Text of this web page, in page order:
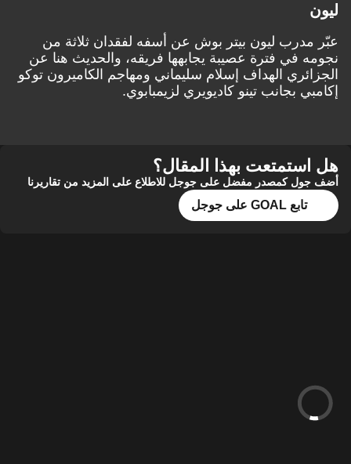
ليون
عبّر مدرب ليون بيتر بوش عن أسفه لفقدان ثلاثة من
نجومه في فترة عصيبة يجابهها فريقه، والحديث هنا عن
الجزائري الهداف إسلام سليماني ومهاجم الكاميرون توكو
إكامبي بجانب تينو كاديويري لزيمبابوي.
هل استمتعت بهذا المقال؟
أضف جول كمصدر مفضل على جوجل للاطلاع على المزيد من تقاريرنا
تابع GOAL على جوجل